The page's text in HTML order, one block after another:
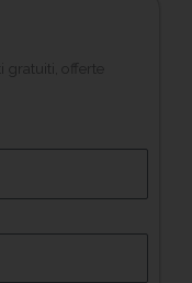
offerte